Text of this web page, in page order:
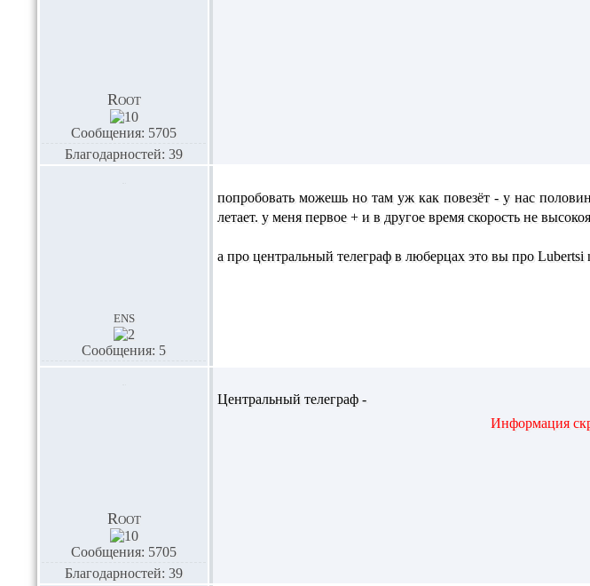
Root
Сообщения: 5705
Благодарностей: 39
ens
Сообщения: 5
попробовать можешь но там уж как повезёт - у нас
летает. у меня первое + и в другое время скорость не
а про центральный телеграф в люберцах это вы про Lubertsi
Root
Сообщения: 5705
Благодарностей: 39
Центральный телеграф -
Информация